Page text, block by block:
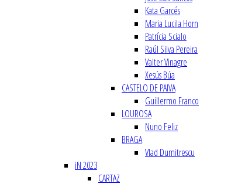
Kata Garcés
Maria Lucila Horn
Patrícia Scialo
Raúl Silva Pereira
Valter Vinagre
Xesús Búa
CASTELO DE PAIVA
Guillermo Franco
LOUROSA
Nuno Feliz
BRAGA
Vlad Dumitrescu
iN 2023
CARTAZ